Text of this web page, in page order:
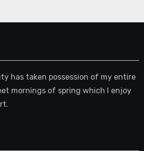
has taken possession of my entire
mornings of spring which I enjoy